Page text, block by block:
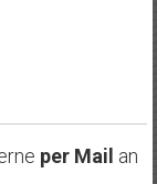
per Mail an